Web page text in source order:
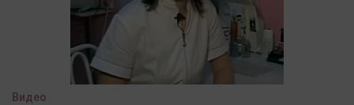
Видео